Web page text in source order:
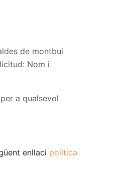
de montbui
Nom i
a qualsevol
enllaci política